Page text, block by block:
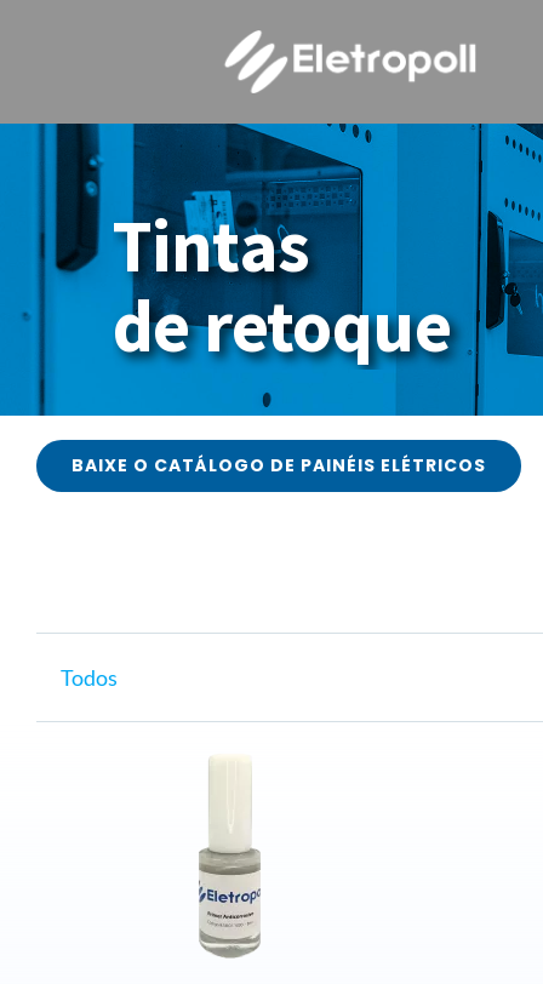
ELETROPOLL BANDEJAMENTOS
ELETROPOLL PAINÉIS ELÉTRICOS
TRABALHE CONOSCO
PORTUGUÊS DO BRASIL
ENGLISH
Tintas
de retoque
Fale conosco
BAIXE O CATÁLOGO DE PAINÉIS ELÉTRICOS
Todos